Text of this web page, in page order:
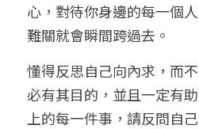
團隊訓練營
五行八字線上班
心，對待你身邊的每一個
難關就會瞬間跨過去。
懂得反思自己向內求，而
必有其目的，並且一定有
上的每一件事，請反問自